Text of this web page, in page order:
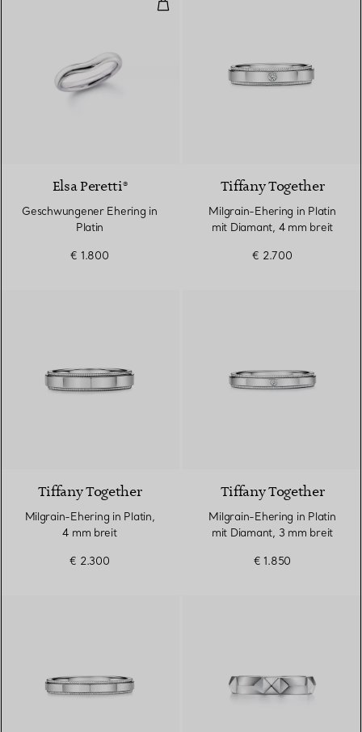
Elsa Peretti®
Geschwungener Ehering in
Platin
€ 1.800
Tiffany Together
Milgrain-Ehering in Platin
mit Diamant, 4 mm breit
€ 2.700
Tiffany Together
Milgrain-Ehering in Platin,
4 mm breit
€ 2.300
Tiffany Together
Milgrain-Ehering in Platin
mit Diamant, 3 mm breit
€ 1.850